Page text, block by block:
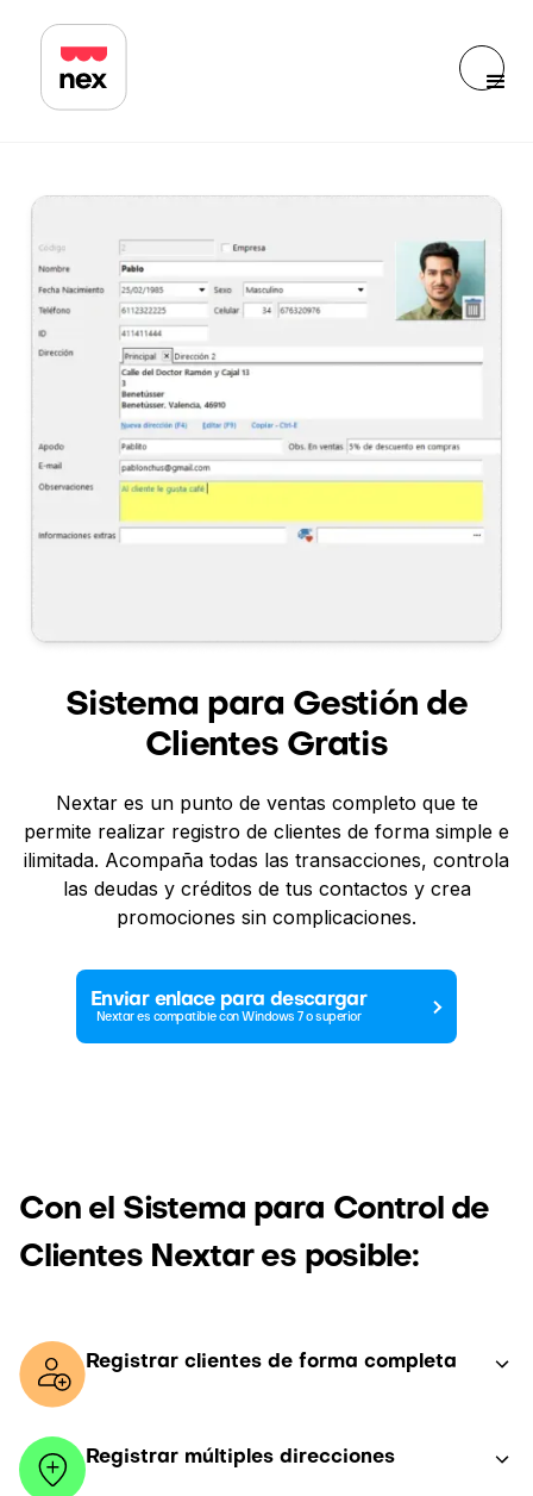
Sistema para Gestión de
Clientes Gratis
Nextar es un punto de ventas completo que te
permite realizar registro de clientes de forma simple e
ilimitada. Acompaña todas las transacciones, controla
las deudas y créditos de tus contactos y crea
promociones sin complicaciones.
Enviar enlace para descargar
Nextar es compatible con Windows 7 o superior
Con el Sistema para Control de
Clientes Nextar es posible:
Registrar clientes de forma completa
Registrar múltiples direcciones